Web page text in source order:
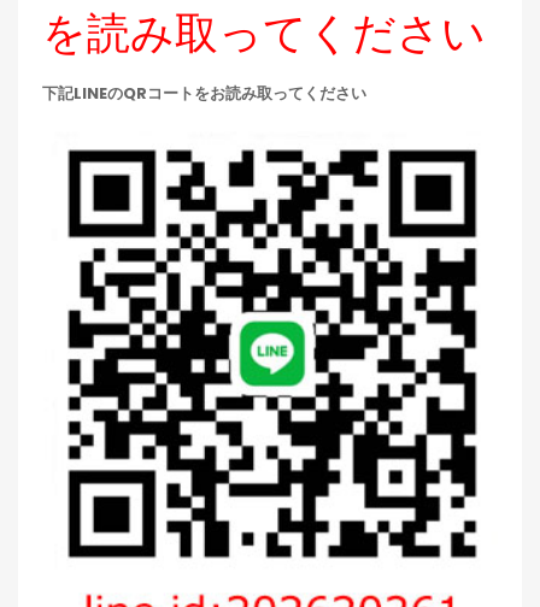
を読み取ってください
下記LINEのQRコートをお読み取ってください